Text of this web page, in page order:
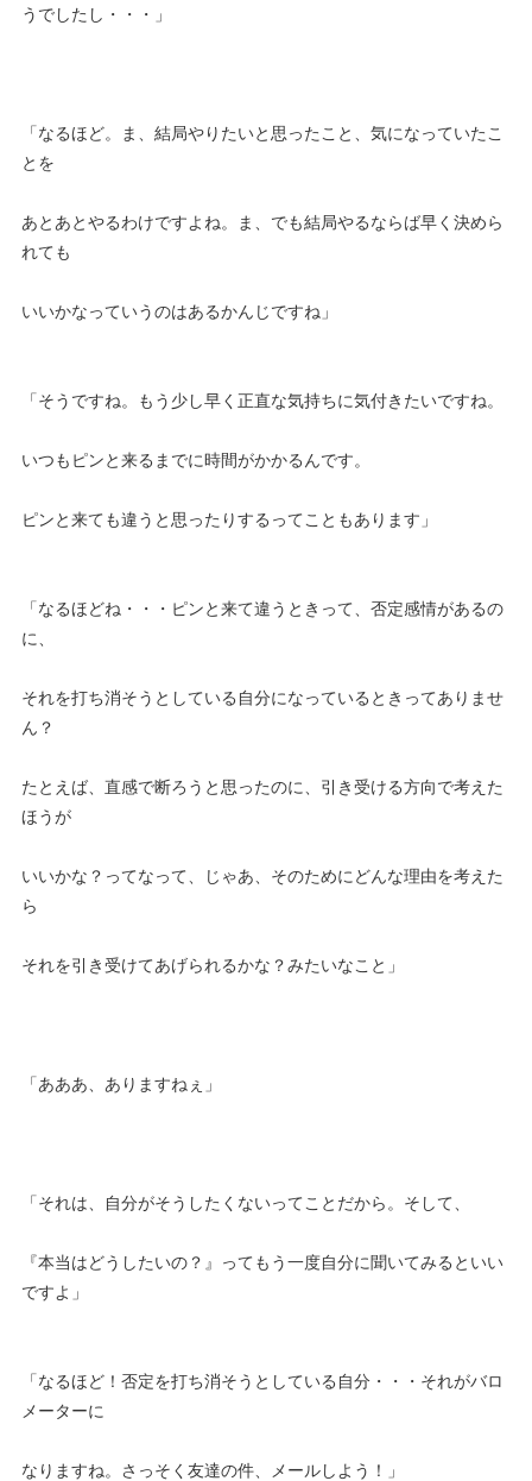
うでしたし・・・」
「なるほど。ま、結局やりたいと思ったこと、気になっていたこ
とを
あとあとやるわけですよね。ま、でも結局やるならば早く決めら
れても
いいかなっていうのはあるかんじですね」
「そうですね。もう少し早く正直な気持ちに気付きたいですね。
いつもピンと来るまでに時間がかかるんです。
ピンと来ても違うと思ったりするってこともあります」
「なるほどね・・・ピンと来て違うときって、否定感情があるの
に、
それを打ち消そうとしている自分になっているときってありませ
ん？
たとえば、直感で断ろうと思ったのに、引き受ける方向で考えた
ほうが
いいかな？ってなって、じゃあ、そのためにどんな理由を考えた
ら
それを引き受けてあげられるかな？みたいなこと」
「あああ、ありますねぇ」
「それは、自分がそうしたくないってことだから。そして、
『本当はどうしたいの？』ってもう一度自分に聞いてみるといい
ですよ」
「なるほど！否定を打ち消そうとしている自分・・・それがバロ
メーターに
なりますね。さっそく友達の件、メールしよう！」